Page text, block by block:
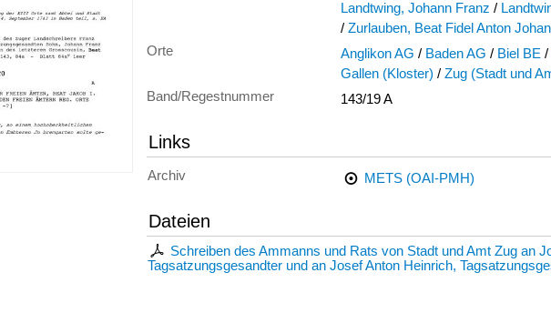
Landtwing, Johann Franz /
/ Zurlauben, Beat Fidel Anton
Orte
Anglikon AG / Baden AG / Biel BE /
Gallen (Kloster) / Zug (Stadt und
Band/Regestnummer
143/19 A
Links
Archiv METS (OAI-PMH)
Dateien
Schreiben des Ammanns und Rats von Stadt und Amt Zug an
Tagsatzungsgesandter und an Josef Anton Heinrich,